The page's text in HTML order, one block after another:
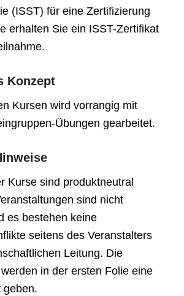
(ISST) für eine Zertifizierung
erhalten Sie ein ISST-Zertifikat
Konzept
Kursen wird vorrangig mit
Übungen gearbeitet.
Kurse sind produktneutral
sind nicht
es bestehen keine
seitens des Veranstalters
Leitung. Die
in der ersten Folie eine
geben.